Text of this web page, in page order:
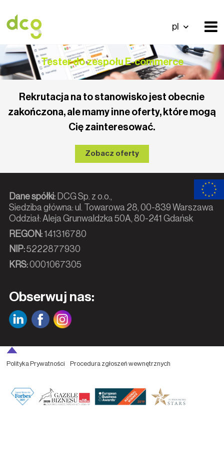
pl
Tester do zespołu E-commerce
Rekrutacja na to stanowisko jest obecnie
zakończona, ale mamy inne oferty, które mogą
Cię zainteresować.
Zobacz oferty
Dane spółki:DCG Sp. z o.o.,
Siedziba główna: ul. Towarowa 28, 00-839 Warszawa
Oddział: Aleja Grunwaldzka 50A, 80-241 Gdańsk
REGON:141316780
NIP:5222877930
KRS:0001067305
Obserwuj nas:
Polityka Prywatności Procedura zgłoszeń wewnętrznych